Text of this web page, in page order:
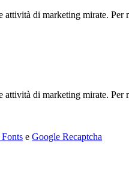
di marketing mirate. Per
di marketing mirate. Per
e Google Recaptcha